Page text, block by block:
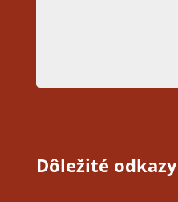
Dôležité odkazy